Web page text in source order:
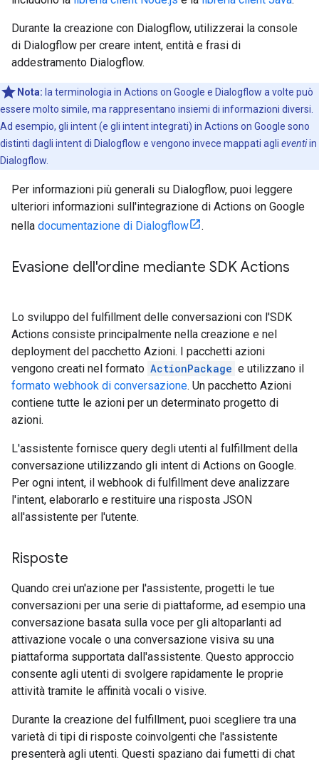
Durante la creazione con Dialogflow, utilizzerai la console
di Dialogflow per creare intent, entità e frasi di
addestramento Dialogflow.
Nota: la terminologia in Actions on Google e Dialogflow a volte può
essere molto simile, ma rappresentano insiemi di informazioni diversi.
Ad esempio, gli intent (e gli intent integrati) in Actions on Google sono
distinti dagli intent di Dialogflow e vengono invece mappati agli eventiin
Dialogflow.
Per informazioni più generali su Dialogflow, puoi leggere
ulteriori informazioni sull'integrazione di Actions on Google
nella documentazione di Dialogflow .
Evasione dell'ordine mediante SDK Actions
Lo sviluppo del fulfillment delle conversazioni con l'SDK
Actions consiste principalmente nella creazione e nel
deployment del pacchetto Azioni. I pacchetti azioni
vengono creati nel formato ActionPackage e utilizzano il
formato webhook di conversazione. Un pacchetto Azioni
contiene tutte le azioni per un determinato progetto di
azioni.
L'assistente fornisce query degli utenti al fulfillment della
conversazione utilizzando gli intent di Actions on Google.
Per ogni intent, il webhook di fulfillment deve analizzare
l'intent, elaborarlo e restituire una risposta JSON
all'assistente per l'utente.
Risposte
Quando crei un'azione per l'assistente, progetti le tue
conversazioni per una serie di piattaforme, ad esempio una
conversazione basata sulla voce per gli altoparlanti ad
attivazione vocale o una conversazione visiva su una
piattaforma supportata dall'assistente. Questo approccio
consente agli utenti di svolgere rapidamente le proprie
attività tramite le affinità vocali o visive.
Durante la creazione del fulfillment, puoi scegliere tra una
varietà di tipi di risposte coinvolgenti che l'assistente
presenterà agli utenti. Questi spaziano dai fumetti di chat